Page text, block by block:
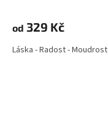
od 329 Kč
Láska - Radost - Moudrost